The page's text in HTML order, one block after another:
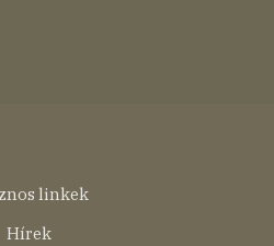
linkek
Hírek